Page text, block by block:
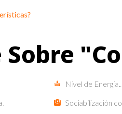
Sobre
Nivel de
Sociabilización